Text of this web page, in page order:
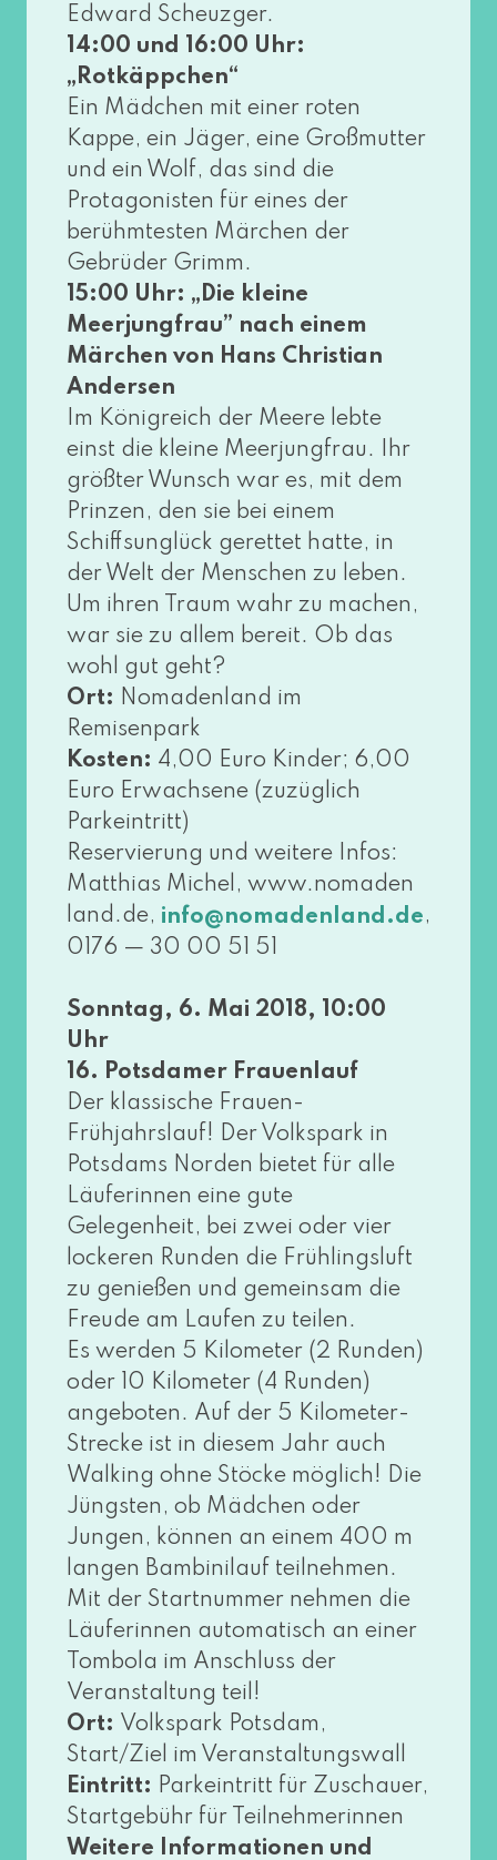
Edward Scheuzger.
14:00 und 16:00 Uhr:
„Rotkäppchen“
Ein Mädchen mit einer roten
Kappe, ein Jäger, eine Großmutter
und ein Wolf, das sind die
Protagonisten für eines der
berühm­tes­ten Märchen der
Gebrüder Grimm.
15:00 Uhr: „Die klei­ne
Meerjungfrau” nach einem
Märchen von Hans Christian
Andersen
Im Königreich der Meere leb­te
einst die klei­ne Meerjungfrau. Ihr
größ­ter Wunsch war es, mit dem
Prinzen, den sie bei einem
Schiffsunglück geret­tet hat­te, in
der Welt der Menschen zu leben.
Um ihren Traum wahr zu machen,
war sie zu allem bereit. Ob das
wohl gut geht?
Ort: Nomadenland im
Remisenpark
Kosten: 4,00 Euro Kinder; 6,00
Euro Erwachsene (zuzüg­lich
Parkeintritt)
Reservierung und wei­te­re Infos:
Matthias Michel, www​.noma​den​
land​.de, info@​nomadenland.​de,
0176 — 30 00 51 51
Sonntag, 6. Mai 2018, 10:00
Uhr
16. Potsdamer Frauenlauf
Der klas­si­sche Frauen-
Frühjahrslauf! Der Volkspark in
Potsdams Norden bie­tet für alle
Läuferinnen eine gute
Gelegenheit, bei zwei oder vier
locke­ren Runden die Frühlingsluft
zu genie­ßen und gemein­sam die
Freude am Laufen zu tei­len.
Es wer­den 5 Kilometer (2 Runden)
oder 10 Kilometer (4 Runden)
ange­bo­ten. Auf der 5 Kilometer-
Strecke ist in die­sem Jahr auch
Walking ohne Stöcke mög­lich! Die
Jüngsten, ob Mädchen oder
Jungen, kön­nen an einem 400 m
lan­gen Bambinilauf teil­neh­men.
Mit der Startnummer neh­men die
Läuferinnen auto­ma­tisch an einer
Tombola im Anschluss der
Veranstaltung teil!
Ort: Volkspark Potsdam,
Start/Ziel im Veranstaltungswall
Eintritt: Parkeintritt für Zuschauer,
Startgebühr für Teilnehmerinnen
Weitere Informationen und